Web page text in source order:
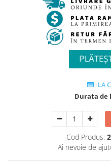
LA
Durata de
Cod Produs:
Ai nevoie de